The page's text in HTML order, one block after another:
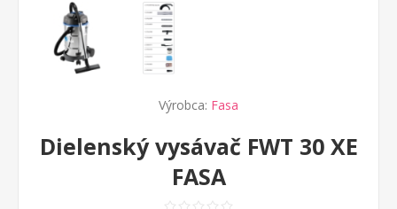
Výrobca: Fasa
Dielenský vysávač FWT 30 XE
FASA